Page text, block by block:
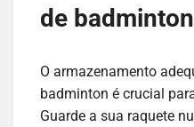
de badminton
O armazenamento
badminton é crucial
Guarde a sua raquete